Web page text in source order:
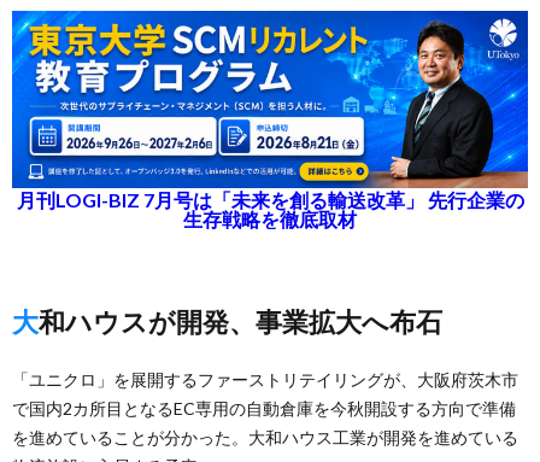
月刊LOGI-BIZ 7月号は「未来を創る輸送改革」 先行企業の
生存戦略を徹底取材
大和ハウスが開発、事業拡大へ布石
「ユニクロ」を展開するファーストリテイリングが、大阪府茨木市
で国内2カ所目となるEC専用の自動倉庫を今秋開設する方向で準備
を進めていることが分かった。大和ハウス工業が開発を進めている